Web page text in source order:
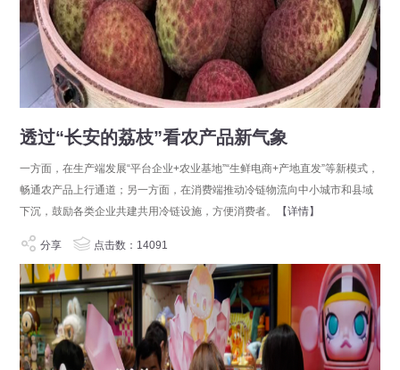
透过“长安的荔枝”看农产品新气象
一方面，在生产端发展“平台企业+农业基地”“生鲜电商+产地直发”等新模式，
畅通农产品上行通道；另一方面，在消费端推动冷链物流向中小城市和县域
下沉，鼓励各类企业共建共用冷链设施，方便消费者。
【详情】
分享 点击数：14091